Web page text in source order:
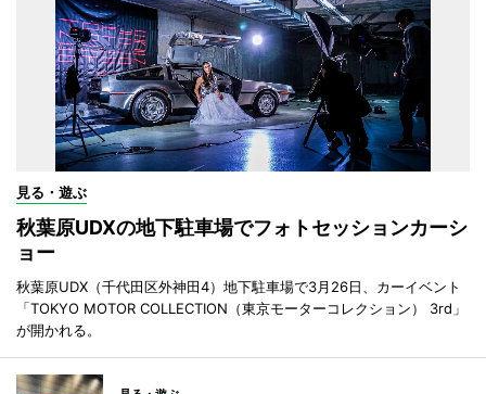
見る・遊ぶ
秋葉原UDXの地下駐車場でフォトセッションカーシ
ョー
秋葉原UDX（千代田区外神田4）地下駐車場で3月26日、カーイベント
「TOKYO MOTOR COLLECTION（東京モーターコレクション） 3rd」
が開かれる。